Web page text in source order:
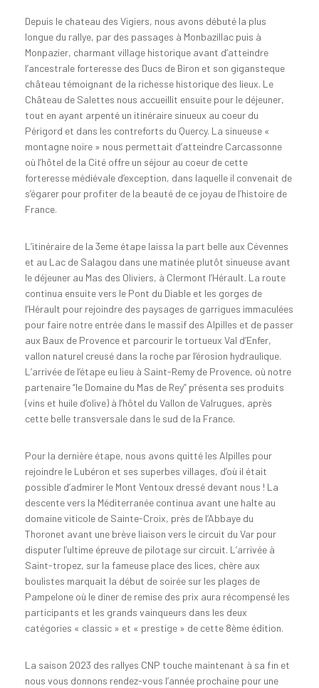
Depuis le chateau des Vigiers, nous avons débuté la plus
longue du rallye, par des passages à Monbazillac puis à
Monpazier, charmant village historique avant d’atteindre
l’ancestrale forteresse des Ducs de Biron et son gigansteque
château témoignant de la richesse historique des lieux. Le
Château de Salettes nous accueillit ensuite pour le déjeuner,
tout en ayant arpenté un itinéraire sinueux au coeur du
Périgord et dans les contreforts du Quercy. La sinueuse «
montagne noire » nous permettait d’atteindre Carcassonne
où l’hôtel de la Cité offre un séjour au coeur de cette
forteresse médiévale d’exception, dans laquelle il convenait de
s’égarer pour profiter de la beauté de ce joyau de l’histoire de
France.
L’itinéraire de la 3eme étape laissa la part belle aux Cévennes
et au Lac de Salagou dans une matinée plutôt sinueuse avant
le déjeuner au Mas des Oliviers, à Clermont l’Hérault. La route
continua ensuite vers le Pont du Diable et les gorges de
l’Hérault pour rejoindre des paysages de garrigues immaculées
pour faire notre entrée dans le massif des Alpilles et de passer
aux Baux de Provence et parcourir le tortueux Val d’Enfer,
vallon naturel creusé dans la roche par l’érosion hydraulique.
L’arrivée de l’étape eu lieu à Saint-Remy de Provence, où notre
partenaire “le Domaine du Mas de Rey” présenta ses produits
(vins et huile d’olive) à l’hôtel du Vallon de Valrugues, après
cette belle transversale dans le sud de la France.
Pour la dernière étape, nous avons quitté les Alpilles pour
rejoindre le Lubéron et ses superbes villages, d’où il était
possible d’admirer le Mont Ventoux dressé devant nous ! La
descente vers la Méditerranée continua avant une halte au
domaine viticole de Sainte-Croix, près de l’Abbaye du
Thoronet avant une brève liaison vers le circuit du Var pour
disputer l’ultime épreuve de pilotage sur circuit. L’arrivée à
Saint-tropez, sur la fameuse place des lices, chère aux
boulistes marquait la début de soirée sur les plages de
Pampelone où le diner de remise des prix aura récompensé les
participants et les grands vainqueurs dans les deux
catégories « classic » et « prestige » de cette 8ème édition.
La saison 2023 des rallyes CNP touche maintenant à sa fin et
nous vous donnons rendez-vous l’année prochaine pour une